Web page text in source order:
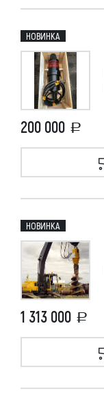
НОВИНКА
200 000
НОВИНКА
1 313 000